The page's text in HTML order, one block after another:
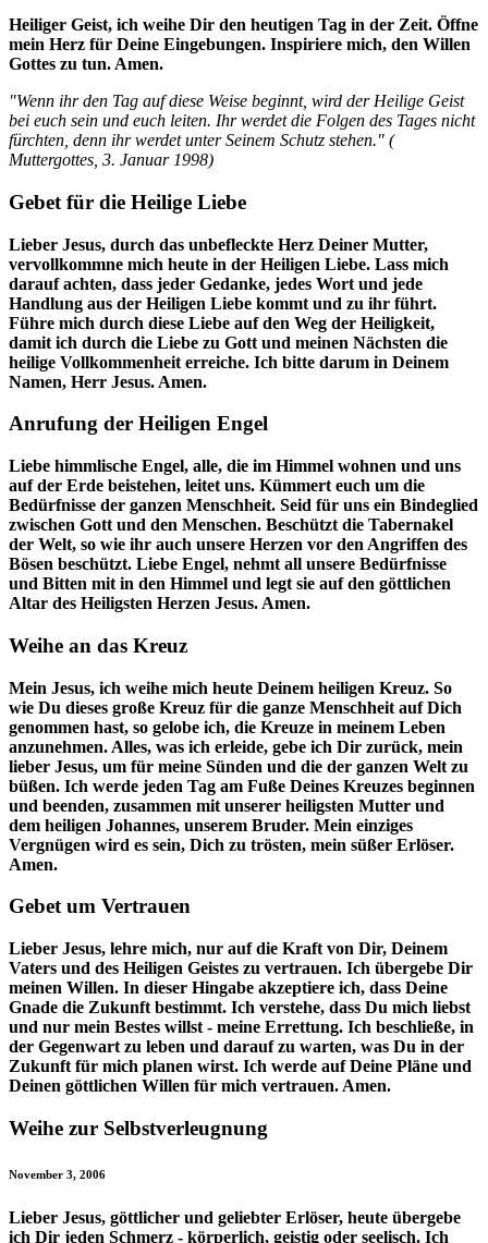
Heiliger Geist, ich weihe Dir den heutigen Tag in der Zeit. Öffne
mein Herz für Deine Eingebungen. Inspiriere mich, den Willen
Gottes zu tun. Amen.
"Wenn ihr den Tag auf diese Weise beginnt, wird der Heilige Geist
bei euch sein und euch leiten. Ihr werdet die Folgen des Tages nicht
fürchten, denn ihr werdet unter Seinem Schutz stehen." (
Muttergottes 3. Januar 1998)
Gebet für die Heilige Liebe
Lieber Jesus, durch das unbefleckte Herz Deiner Mutter,
vervollkommne mich heute in der Heiligen Liebe. Lass mich
darauf achten, dass jeder Gedanke, jedes Wort und jede
Handlung aus der Heiligen Liebe kommt und zu ihr führt.
Führe mich durch diese Liebe auf den Weg der Heiligkeit,
damit ich durch die Liebe zu Gott und meinen Nächsten die
heilige Vollkommenheit erreiche. Ich bitte darum in Deinem
Namen, Herr Jesus. Amen.
Anrufung der Heiligen Engel
Liebe himmlische Engel, alle, die im Himmel wohnen und uns
auf der Erde beistehen, leitet uns. Kümmert euch um die
Bedürfnisse der ganzen Menschheit. Seid für uns ein Bindeglied
zwischen Gott und den Menschen. Beschützt die Tabernakel
der Welt, so wie ihr auch unsere Herzen vor den Angriffen des
Bösen beschützt. Liebe Engel, nehmt all unsere Bedürfnisse
und Bitten mit in den Himmel und legt sie auf den göttlichen
Altar des Heiligsten Herzen Jesus. Amen.
Weihe an das Kreuz
Mein Jesus, ich weihe mich heute Deinem heiligen Kreuz. So
wie Du dieses große Kreuz für die ganze Menschheit auf Dich
genommen hast, so gelobe ich, die Kreuze in meinem Leben
anzunehmen. Alles, was ich erleide, gebe ich Dir zurück, mein
lieber Jesus, um für meine Sünden und die der ganzen Welt zu
büßen. Ich werde jeden Tag am Fuße Deines Kreuzes beginnen
und beenden, zusammen mit unserer heiligsten Mutter und
dem heiligen Johannes, unserem Bruder. Mein einziges
Vergnügen wird es sein, Dich zu trösten, mein süßer Erlöser.
Amen.
Gebet um Vertrauen
Lieber Jesus, lehre mich, nur auf die Kraft von Dir, Deinem
Vaters und des Heiligen Geistes zu vertrauen. Ich übergebe Dir
meinen Willen. In dieser Hingabe akzeptiere ich, dass Deine
Gnade die Zukunft bestimmt. Ich verstehe, dass Du mich liebst
und nur mein Bestes willst - meine Errettung. Ich beschließe, in
der Gegenwart zu leben und darauf zu warten, was Du in der
Zukunft für mich planen wirst. Ich werde auf Deine Pläne und
Deinen göttlichen Willen für mich vertrauen. Amen.
Weihe zur Selbstverleugnung
November 3, 2006
Lieber Jesus, göttlicher und geliebter Erlöser, heute übergebe
ich Dir jeden Schmerz - körperlich, geistig oder seelisch. Ich